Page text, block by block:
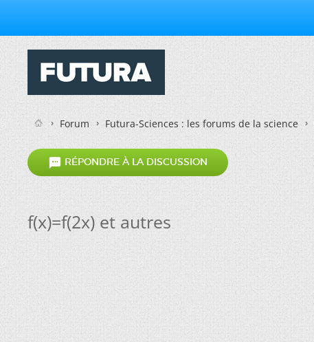
Forum Futura-Sciences : les forums de la science
 RÉPONDRE À LA DISCUSSION
f(x)=f(2x) et autres